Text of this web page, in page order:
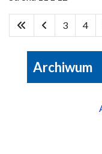
3 4
Archiwum